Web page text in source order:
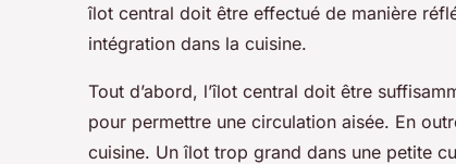
îlot central doit être effectué de manière
intégration dans la cuisine.
Tout d’abord, l’îlot central doit être
pour permettre une circulation aisée. En
cuisine. Un îlot trop grand dans une petite